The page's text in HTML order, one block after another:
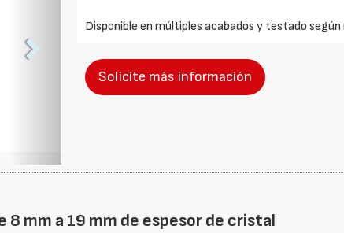
Disponible en múltiples acabados y testado según
Solicite más información
mm a 19 mm de espesor de cristal